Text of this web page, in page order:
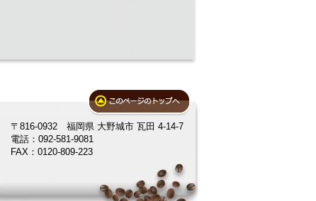
〒816-0932 福岡県 大野城市 瓦田 4-14-7
電話：092-581-9081
FAX：0120-809-223